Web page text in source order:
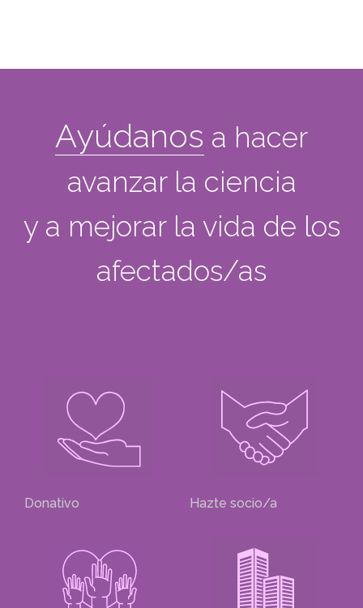
Ayúdanos a hacer
avanzar la ciencia
y a mejorar la vida de los
afectados/as
Donativo Hazte socio/a